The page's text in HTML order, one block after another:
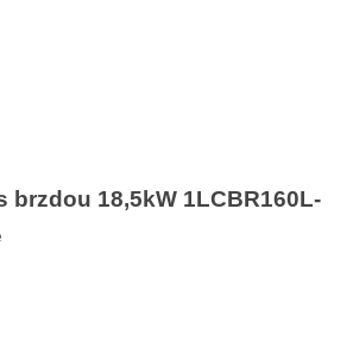
brzdou 18,5kW 1LCBR160L-